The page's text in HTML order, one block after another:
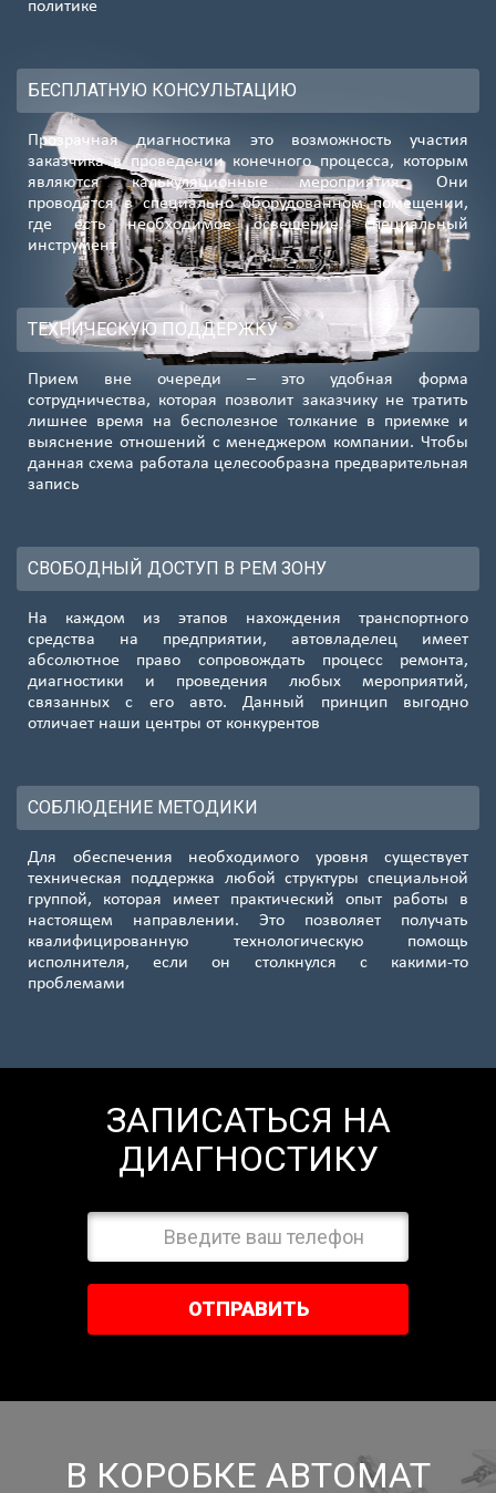
политике
БЕСПЛАТНУЮ КОНСУЛЬТАЦИЮ
Прозрачная диагностика это возможность участия
заказчика в проведении конечного процесса, которым
являются калькуляционные мероприятия. Они
проводятся в специально оборудованном помещении,
где есть необходимое освещение, специальный
инструмент
ТЕХНИЧЕСКУЮ ПОДДЕРЖКУ
Прием вне очереди – это удобная форма
сотрудничества, которая позволит заказчику не тратить
лишнее время на бесполезное толкание в приемке и
выяснение отношений с менеджером компании. Чтобы
данная схема работала целесообразна предварительная
запись
СВОБОДНЫЙ ДОСТУП В РЕМ ЗОНУ
На каждом из этапов нахождения транспортного
средства на предприятии, автовладелец имеет
абсолютное право сопровождать процесс ремонта,
диагностики и проведения любых мероприятий,
связанных с его авто. Данный принцип выгодно
отличает наши центры от конкурентов
СОБЛЮДЕНИЕ МЕТОДИКИ
Для обеспечения необходимого уровня существует
техническая поддержка любой структуры специальной
группой, которая имеет практический опыт работы в
настоящем направлении. Это позволяет получать
квалифицированную технологическую помощь
исполнителя, если он столкнулся с какими-то
проблемами
ЗАПИСАТЬСЯ НА
ДИАГНОСТИКУ
ОТПРАВИТЬ
В КОРОБКЕ АВТОМАТ